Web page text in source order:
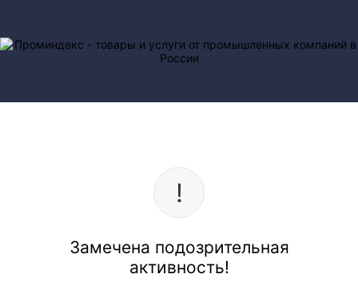
Замечена подозрительная
активность!